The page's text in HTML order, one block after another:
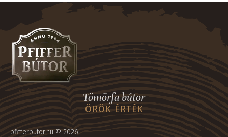
Tömörfa bútor
ÖRÖK ÉRTÉK
pfifferbutor.hu © 2026